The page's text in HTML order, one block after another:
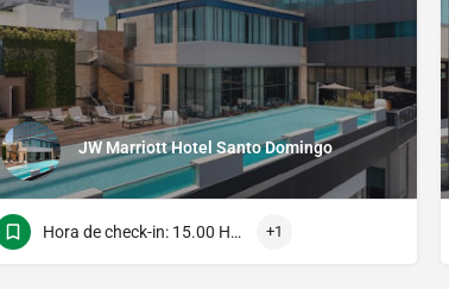
JW Marriott Hotel Santo Domingo
Hora de check-in: 15.00 Hora do verificação: 12.00 +1